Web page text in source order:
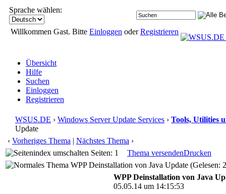
Sprache wählen:
Willkommen Gast. Bitte Einloggen oderRegistrieren
Übersicht
Hilfe
Suchen
Einloggen
Registrieren
WSUS.DE › Windows Server Update Services › Tools, Utilities
Update
‹ Vorheriges Thema | Nächstes Thema ›
Seiten: 1
Thema versendenDrucken
WPP Deinstallation von Java Update (Gelesen:
WPP Deinstallation von Java
05.05.14 um 14:15:53